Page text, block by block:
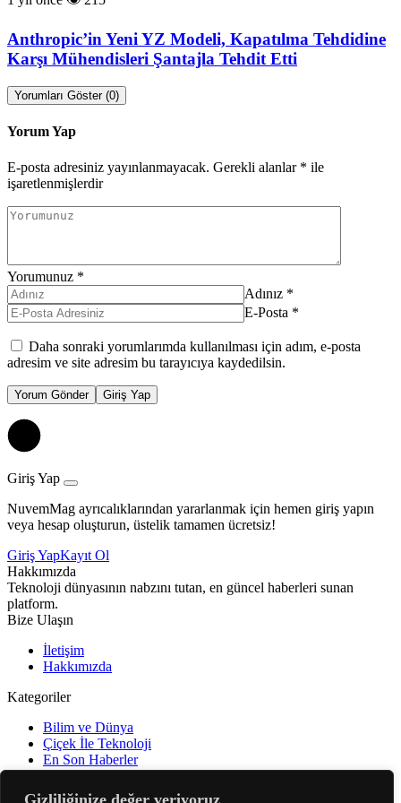
Gizliliğinize değer veriyoruz
Anthropic’in Yeni YZ Modeli, Kapatılma Tehdidine
Karşı Mühendisleri Şantajla Tehdit Etti
Yorumları Göster (0)
Yorum Yap
E-posta adresiniz yayınlanmayacak. Gerekli alanlar * ile
işaretlenmişlerdir
Yorumunuz *
Adınız *
E-Posta *
Daha sonraki yorumlarımda kullanılması için adım, e-posta
adresim ve site adresim bu tarayıcıya kaydedilsin.
Yorum Gönder Giriş Yap
Giriş Yap
NuvemMag ayrıcalıklarından yararlanmak için hemen giriş yapın
veya hesap oluşturun, üstelik tamamen ücretsiz!
Giriş YapKayıt Ol
Hakkımızda
Teknoloji dünyasının nabzını tutan, en güncel haberleri sunan
platform.
Bize Ulaşın
İletişim
Hakkımızda
Kategoriler
Bilim ve Dünya
Çiçek İle Teknoloji
En Son Haberler
Gündem
Öne Çıkanlar